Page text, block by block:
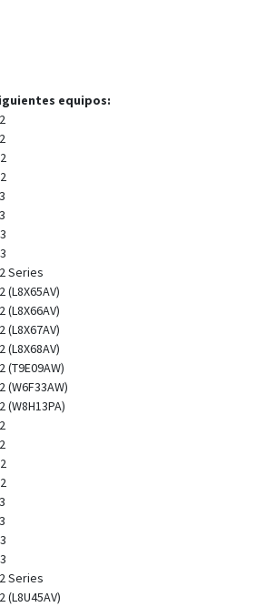
equipos:
Series
(L8X65AV)
(L8X66AV)
(L8X67AV)
(L8X68AV)
(T9E09AW)
(W6F33AW)
(W8H13PA)
Series
(L8U45AV)